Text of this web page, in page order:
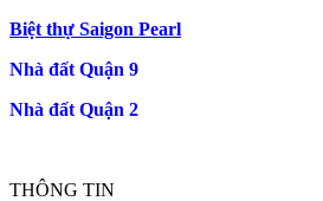
Biệt thự Saigon Pearl
Nhà đất Quận 9
Nhà đất Quận 2
THÔNG TIN